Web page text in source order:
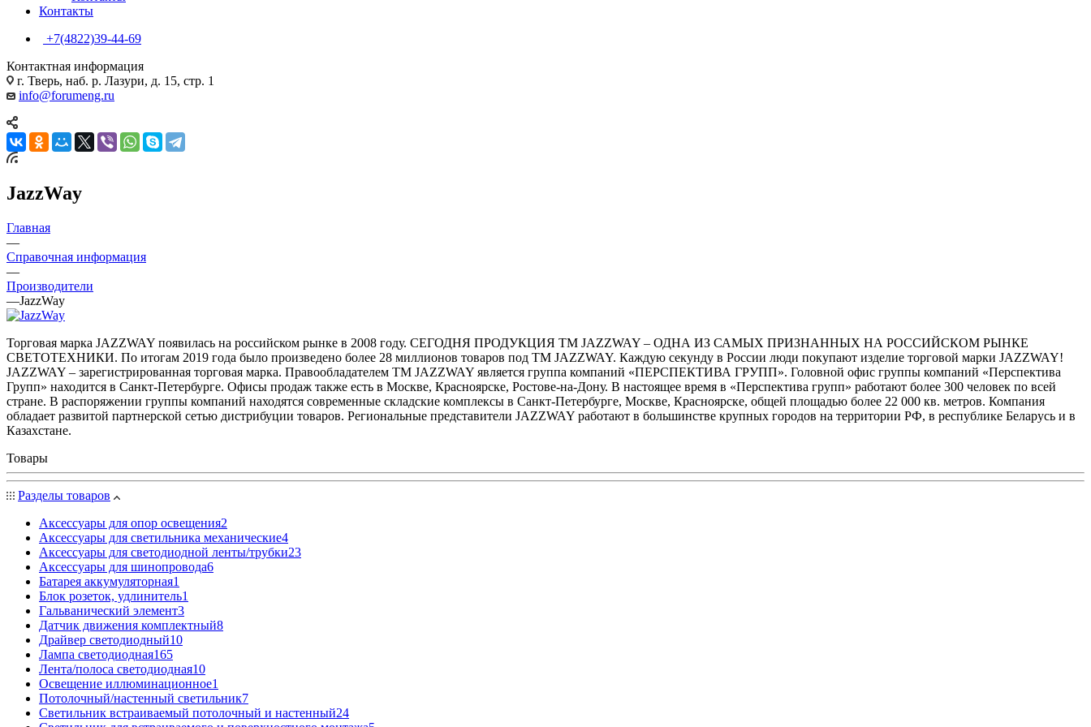
Контакты
+7(4822)39-44-69
Контактная информация
г. Тверь, наб. р. Лазури, д. 15, стр. 1
info@forumeng.ru
JazzWay
Главная
—
Справочная информация
—
Производители
—JazzWay
Торговая марка JAZZWAY появилась на российском рынке в 2008 году. СЕГОДНЯ ПРОДУКЦИЯ ТМ JAZZWAY – ОДНА ИЗ САМЫХ ПРИЗНАННЫХ НА РОССИЙСКОМ РЫНКЕ
СВЕТОТЕХНИКИ. По итогам 2019 года было произведено более 28 миллионов товаров под ТМ JAZZWAY. Каждую секунду в России люди покупают изделие торговой марки JAZZWAY!
JAZZWAY – зарегистрированная торговая марка. Правообладателем ТМ JAZZWAY является группа компаний «ПЕРСПЕКТИВА ГРУПП». Головной офис группы компаний «Перспектива
Групп» находится в Санкт-Петербурге. Офисы продаж также есть в Москве, Красноярске, Ростове-на-Дону. В настоящее время в «Перспектива групп» работают более 300 человек по всей
стране. В распоряжении группы компаний находятся современные складские комплексы в Санкт-Петербурге, Москве, Красноярске, общей площадью более 22 000 кв. метров. Компания
обладает развитой партнерской сетью дистрибуции товаров. Региональные представители JAZZWAY работают в большинстве крупных городов на территории РФ, в республике Беларусь и в
Казахстане.
Товары
Разделы товаров
Аксессуары для опор освещения2
Аксессуары для светильника механические4
Аксессуары для светодиодной ленты/трубки23
Аксессуары для шинопровода6
Батарея аккумуляторная1
Блок розеток, удлинитель1
Гальванический элемент3
Датчик движения комплектный8
Драйвер светодиодный10
Лампа светодиодная165
Лента/полоса светодиодная10
Освещение иллюминационное1
Потолочный/настенный светильник7
Светильник встраиваемый потолочный и настенный24